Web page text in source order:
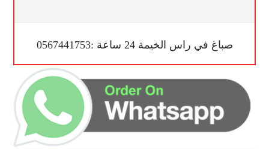
صباغ في راس الخيمة 24 ساعة :0567441753